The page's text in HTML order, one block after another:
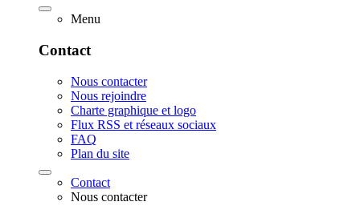
Menu
Contact
Nous contacter
Nous rejoindre
Charte graphique et logo
Flux RSS et réseaux sociaux
FAQ
Plan du site
Contact
Nous contacter